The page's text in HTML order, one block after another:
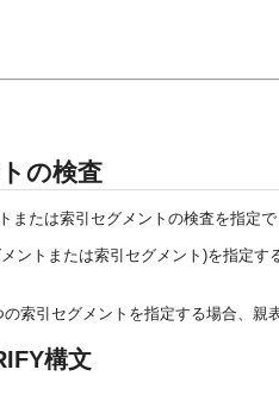
の検査
または索引セグメントの検査を指定
ントまたは索引セグメント)を指定
索引セグメントを指定する場合、
構文